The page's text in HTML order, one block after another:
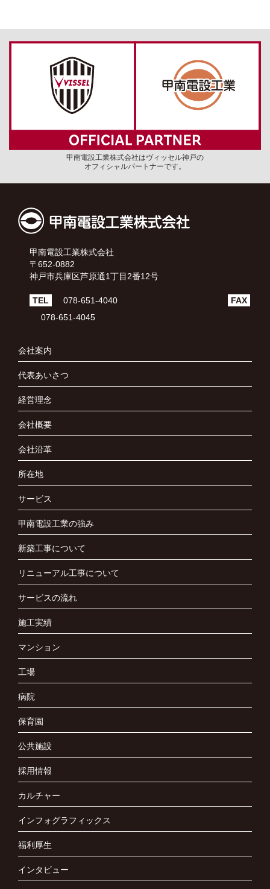
甲南電設工業株式会社はヴィッセル神戸の
オフィシャルパートナーです。
甲南電設工業株式会社
〒652-0882
神戸市兵庫区芦原通1丁目2番12号
TEL 078-651-4040
FAX
078-651-4045
会社案内
代表あいさつ
経営理念
会社概要
会社沿革
所在地
サービス
甲南電設工業の強み
新築工事について
リニューアル工事について
サービスの流れ
施工実績
マンション
工場
病院
保育園
公共施設
採用情報
カルチャー
インフォグラフィックス
福利厚生
インタビュー